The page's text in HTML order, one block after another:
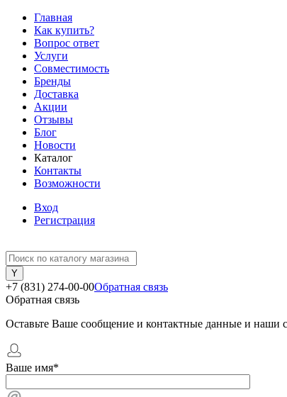
Главная
Как купить?
Вопрос ответ
Услуги
Совместимость
Бренды
Доставка
Акции
Отзывы
Блог
Новости
Каталог
Контакты
Возможности
Вход
Регистрация
+7 (831) 274-00-00Обратная связь
Обратная связь
Оставьте Ваше сообщение и контактные данные и наши
Ваше имя*